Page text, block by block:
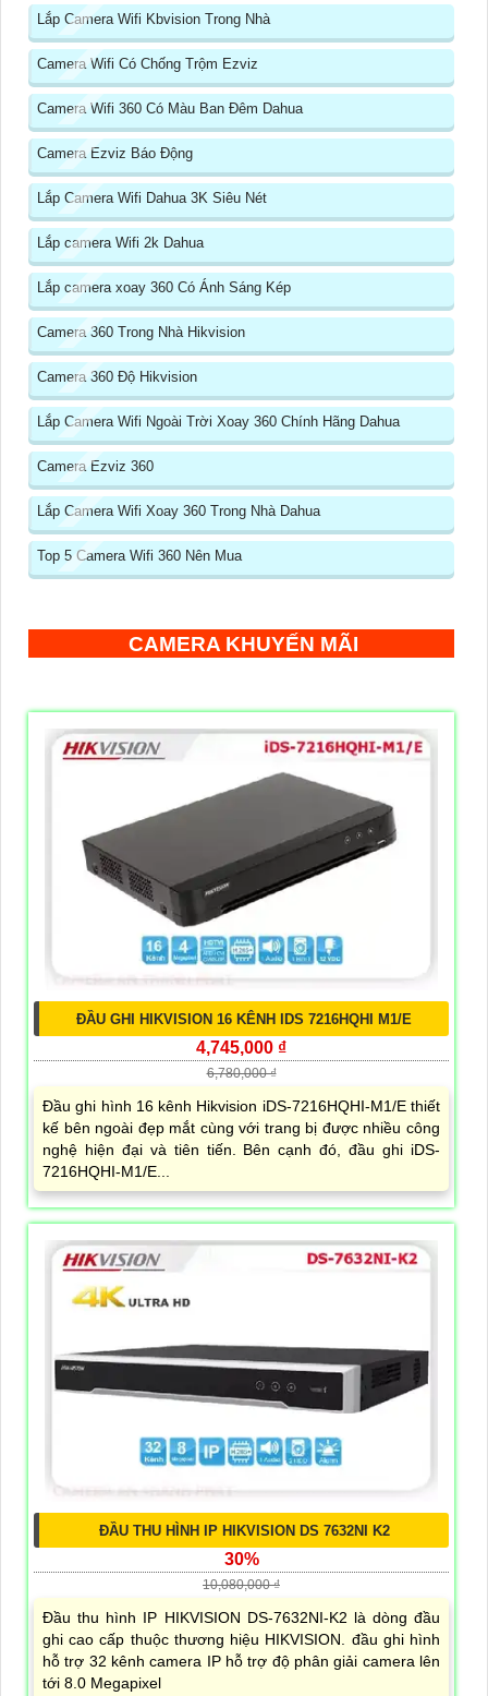
Lắp Camera Wifi Kbvision Trong Nhà
Camera Wifi Có Chống Trộm Ezviz
Camera Wifi 360 Có Màu Ban Đêm Dahua
Camera Ezviz Báo Động
Lắp Camera Wifi Dahua 3K Siêu Nét
Lắp camera Wifi 2k Dahua
Lắp camera xoay 360 Có Ánh Sáng Kép
Camera 360 Trong Nhà Hikvision
Camera 360 Độ Hikvision
Lắp Camera Wifi Ngoài Trời Xoay 360 Chính Hãng Dahua
Camera Ezviz 360
Lắp Camera Wifi Xoay 360 Trong Nhà Dahua
Top 5 Camera Wifi 360 Nên Mua
CAMERA KHUYẾN MÃI
ĐẦU GHI HIKVISION 16 KÊNH IDS 7216HQHI M1/E
4,745,000 ₫
6,780,000 ₫
Đầu ghi hình 16 kênh Hikvision iDS-7216HQHI-M1/E thiết
kế bên ngoài đẹp mắt cùng với trang bị được nhiều công
nghệ hiện đại và tiên tiến. Bên cạnh đó, đầu ghi iDS-
7216HQHI-M1/E...
ĐẦU THU HÌNH IP HIKVISION DS 7632NI K2
30%
10,080,000 ₫
Đầu thu hình IP HIKVISION DS-7632NI-K2 là dòng đầu
ghi cao cấp thuộc thương hiệu HIKVISION. đầu ghi hình
hỗ trợ 32 kênh camera IP hỗ trợ độ phân giải camera lên
tới 8.0 Megapixel